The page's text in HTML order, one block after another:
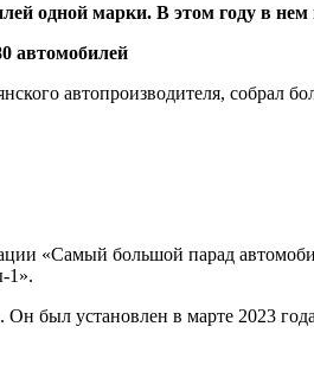
одной марки. В этом году в
автопроизводителя, собрал
«Самый большой парад
1».
был установлен в марте 2023